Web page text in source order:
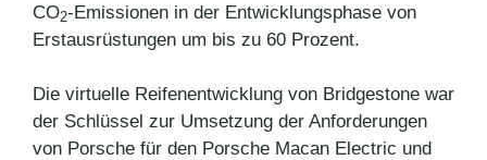
CO2-Emissionen in der Entwicklungsphase von
Erstausrüstungen um bis zu 60 Prozent.
Die virtuelle Reifenentwicklung von Bridgestone war
der Schlüssel zur Umsetzung der Anforderungen
von Porsche für den Porsche Macan Electric und